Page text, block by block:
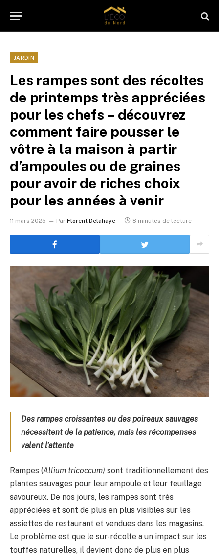
JARDIN
Les rampes sont des récoltes
de printemps très appréciées
pour les chefs – découvrez
comment faire pousser le
vôtre à la maison à partir
d’ampoules ou de graines
pour avoir de riches choix
pour les années à venir
11 mars 2025 Par Florent Delahaye 8 minutes de lecture
Des rampes croissantes ou des poireaux sauvages
nécessitent de la patience, mais les récompenses
valent l’attente
Rampes (Allium tricoccum) sont traditionnellement des
plantes sauvages pour leur ampoule et leur feuillage
savoureux. De nos jours, les rampes sont très
appréciées et sont de plus en plus visibles sur les
assiettes de restaurant et vendues dans les magasins.
Le problème est que le sur-récolte a un impact sur les
touffes naturelles, il devient donc de plus en plus